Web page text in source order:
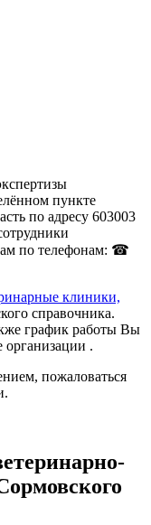
пункте
по адресу 603003
по телефонам: ☎
клиники,
справочника.
график работы Вы
организации .
пожаловаться